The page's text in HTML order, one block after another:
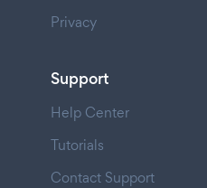
Privacy
Support
Help Center
Tutorials
Contact Support